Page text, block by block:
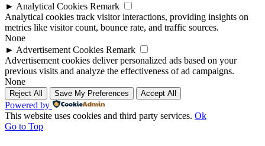
► Analytical Cookies Remark
Analytical cookies track visitor interactions, providing insights on
metrics like visitor count, bounce rate, and traffic sources.
None
► Advertisement Cookies Remark
Advertisement cookies deliver personalized ads based on your
previous visits and analyze the effectiveness of ad campaigns.
None
Reject All Save My Preferences Accept All
Powered by
This website uses cookies and third party services. Ok
Go to Top